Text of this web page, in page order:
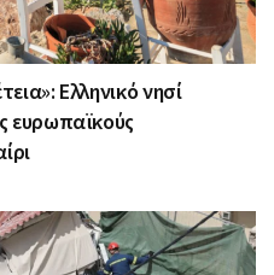
Ελληνικό νησί
ευρωπαϊκούς